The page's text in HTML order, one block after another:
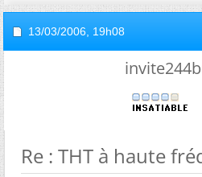
13/03/2006, 19h08
Re : THT à haute